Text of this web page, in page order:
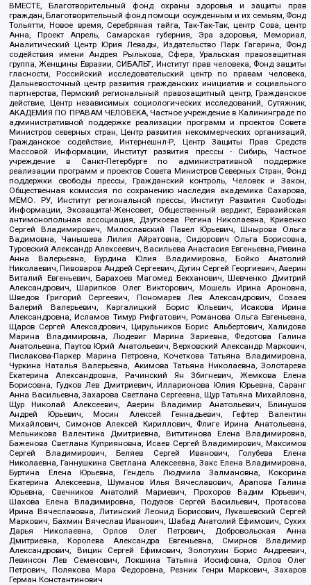
ВМЕСТЕ, Благотворительный фонд охраны здоровья и защиты прав
граждан, Благотворительный фонд помощи осужденным и их семьям, Фонд
Тольятти, Новое время, Серебряная тайга, Так-Так-Так, центр Сова, центр
Анна, Проект Апрель, Самарская губерния, Эра здоровья, Мемориал,
Аналитический Центр Юрия Левады, Издательство Парк Гагарина, Фонд
содействия имени Андрея Рылькова, Сфера, Уральская правозащитная
группа, Женщины Евразии, СИБАЛЬТ, Институт прав человека, Фонд защиты
гласности, Российский исследовательский центр по правам человека,
Дальневосточный центр развития гражданских инициатив и социального
партнерства, Пермский региональный правозащитный центр, Гражданское
действие, Центр независимых социологических исследований, Сутяжник,
АКАДЕМИЯ ПО ПРАВАМ ЧЕЛОВЕКА, Частное учреждение в Калининграде по
административной поддержке реализации программ и проектов Совета
Министров северных стран, Центр развития некоммерческих организаций,
Гражданское содействие, Интернешнл-Р, Центр Защиты Прав Средств
Массовой Информации, Институт развития прессы - Сибирь, Частное
учреждение в Санкт-Петербурге по административной поддержке
реализации программ и проектов Совета Министров Северных Стран, Фонд
поддержки свободы прессы, Гражданский контроль, Человек и Закон,
Общественная комиссия по сохранению наследия академика Сахарова,
МЕМО. РУ, Институт региональной прессы, Институт Развития Свободы
Информации, Экозащита!-Женсовет, Общественный вердикт, Евразийская
антимонопольная ассоциация, Дзугкоева Регина Николаевна, Кривенко
Сергей Владимирович, Милославский Павел Юрьевич, Шнырова Ольга
Вадимовна, Чанышева Лилия Айратовна, Сидорович Ольга Борисовна,
Туровский Александр Алексеевич, Васильева Анастасия Евгеньевна, Ривина
Анна Валерьевна, Бурдина Юлия Владимировна, Бойко Анатолий
Николаевич, Пивоваров Андрей Сергеевич, Дугин Сергей Георгиевич, Аверин
Виталий Евгеньевич, Барахоев Магомед Бекханович, Шевченко Дмитрий
Александрович, Шарипков Олег Викторович, Мошель Ирина Ароновна,
Шведов Григорий Сергеевич, Пономарев Лев Александрович, Созаев
Валерий Валерьевич, Каргалицкий Борис Юльевич, Исакова Ирина
Александровна, Исламов Тимур Рифгатович, Романова Ольга Евгеньевна,
Щаров Сергей Алексадрович, Цирульников Борис Альбертович, Халидова
Марина Владимировна, Людевиг Марина Зариевна, Федотова Галина
Анатольевна, Паутов Юрий Анатольевич, Верховский Александр Маркович,
Пислакова-Паркер Марина Петровна, Кочеткова Татьяна Владимировна,
Чуркина Наталья Валерьевна, Акимова Татьяна Николаевна, Золотарева
Екатерина Александровна, Рачинский Ян Збигневич, Жемкова Елена
Борисовна, Гудков Лев Дмитриевич, Илларионова Юлия Юрьевна, Саранг
Анна Васильевна, Захарова Светлана Сергеевна, Щур Татьяна Михайловна,
Щур Николай Алексеевич, Аверин Владимир Анатольевич, Блинушов
Андрей Юрьевич, Мосин Алексей Геннадьевич, Гефтер Валентин
Михайлович, Симонов Алексей Кириллович, Флиге Ирина Анатольевна,
Мельникова Валентина Дмитриевна, Вититинова Елена Владимировна,
Баженова Светлана Куприяновна, Исаев Сергей Владимирович, Максимов
Сергей Владимирович, Беляев Сергей Иванович, Голубева Елена
Николаевна, Ганнушкина Светлана Алексеевна, Закс Елена Владимировна,
Буртина Елена Юрьевна, Гендель Людмила Залмановна, Кокорина
Екатерина Алексеевна, Шуманов Илья Вячеславович, Арапова Галина
Юрьевна, Свечников Анатолий Мариевич, Прохоров Вадим Юрьевич,
Шахова Елена Владимировна, Подузов Сергей Васильевич, Протасова
Ирина Вячеславовна, Литинский Леонид Борисович, Лукашевский Сергей
Маркович, Бахмин Вячеслав Иванович, Шабад Анатолий Ефимович, Сухих
Дарья Николаевна, Орлов Олег Петрович, Добровольская Анна
Дмитриевна, Королева Александра Евгеньевна, Смирнов Владимир
Александрович, Вицин Сергей Ефимович, Золотухин Борис Андреевич,
Левинсон Лев Семенович, Локшина Татьяна Иосифовна, Орлов Олег
Петрович, Полякова Мара Федоровна, Резник Генри Маркович, Захаров
Герман Константинович